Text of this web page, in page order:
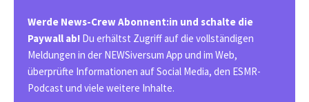
Werde News-Crew Abonnent:in und schalte die
Paywall ab! Du erhältst Zugriff auf die vollständigen
Meldungen in der NEWSiversum App und im Web,
überprüfte Informationen auf Social Media, den ESMR-
Podcast und viele weitere Inhalte.